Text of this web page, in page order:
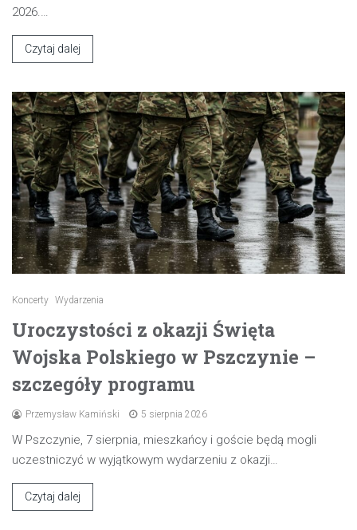
2026.…
Czytaj dalej
Koncerty Wydarzenia
Uroczystości z okazji Święta
Wojska Polskiego w Pszczynie –
szczegóły programu
Przemysław Kamiński 5 sierpnia 2026
W Pszczynie, 7 sierpnia, mieszkańcy i goście będą mogli
uczestniczyć w wyjątkowym wydarzeniu z okazji…
Czytaj dalej